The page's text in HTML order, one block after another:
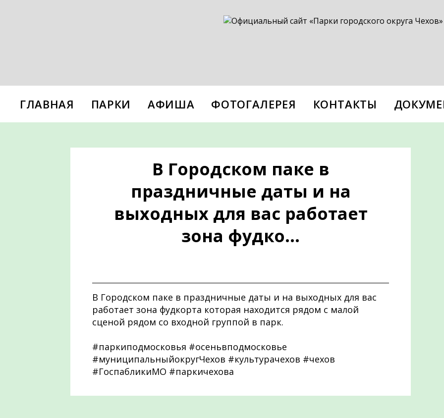
ГЛАВНАЯ ПАРКИ АФИША ФОТОГАЛЕРЕЯ КОНТАКТЫ
В Городском паке в
праздничные даты и на
выходных для вас работает
зона фудко...
В Городском паке в праздничные даты и на выходных для вас
работает зона фудкорта которая находится рядом с малой
сценой рядом со входной группой в парк.
#паркиподмосковья #осеньвподмосковье
#муниципальныйокругЧехов #культурачехов #чехов
#ГоспабликиМО #паркичехова